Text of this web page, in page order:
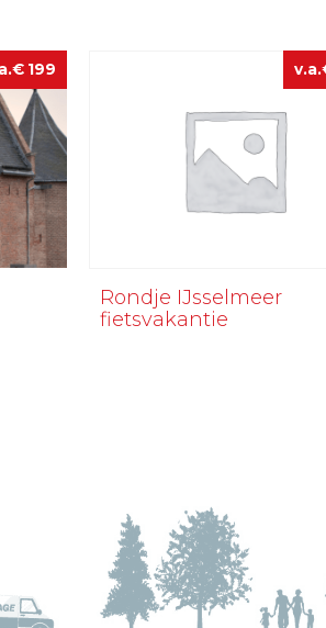
€ 199
Rondje IJsselmeer
fietsvakantie